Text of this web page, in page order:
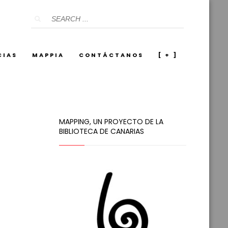
MAPPIA CONTÁCTANOS [ + ]
MAPPING, UN PROYECTO DE LA
BIBLIOTECA DE CANARIAS